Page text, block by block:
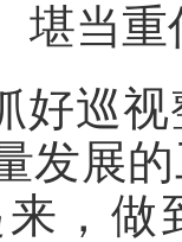
堪当
好巡
发展
，做